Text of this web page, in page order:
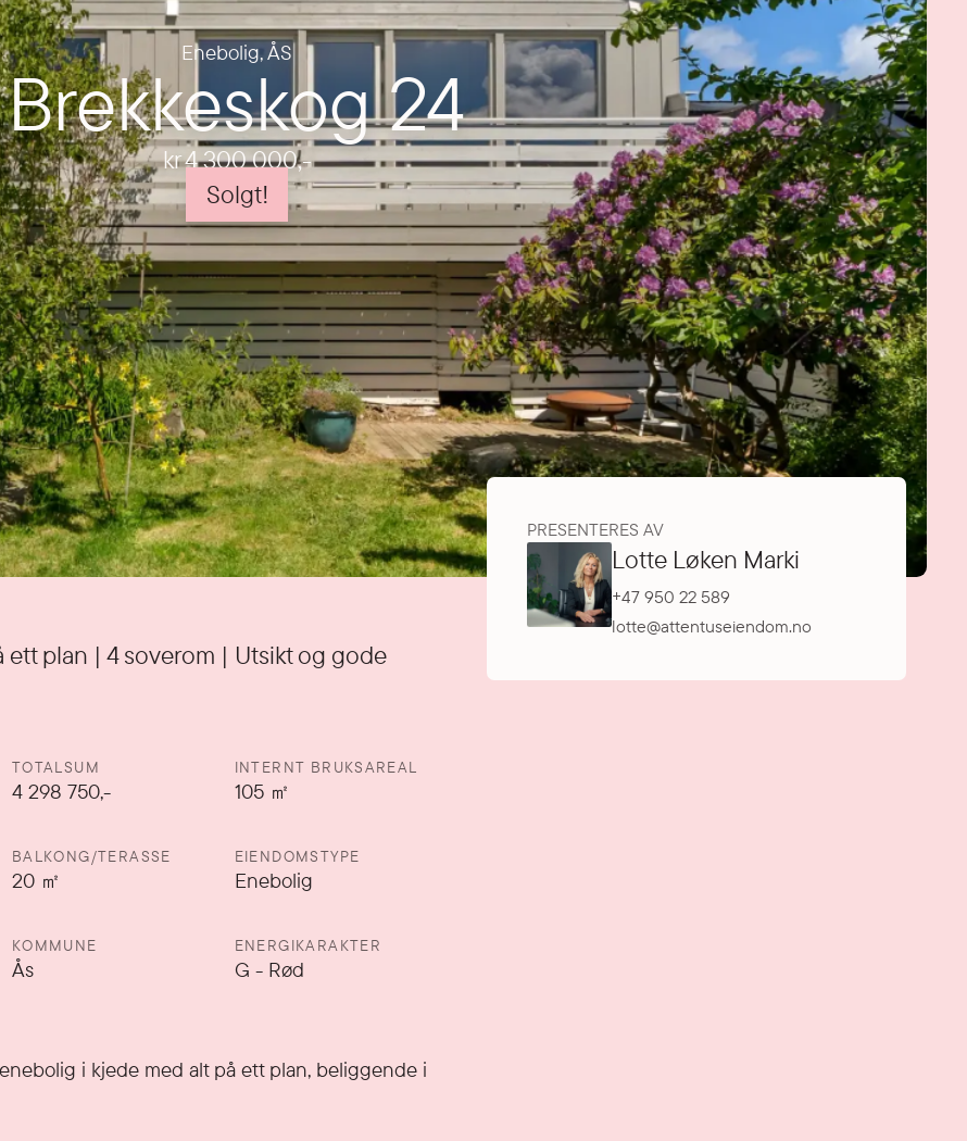
Enebolig,ÅS
Brekkeskog 24
kr 4 300 000,-
Solgt!
plan | 4 soverom | Utsikt og gode
TOTALSUM
4 298 750,-
INTERNT BRUKSAREAL
105㎡
BALKONG/TERASSE
20㎡
EIENDOMSTYPE
Enebolig
KOMMUNE
Ås
ENERGIKARAKTER
G - Rød
i kjede med alt på ett plan, beliggende i
PRESENTERES AV
Lotte Løken Marki
+47 950 22 589
lotte@attentuseiendom.no